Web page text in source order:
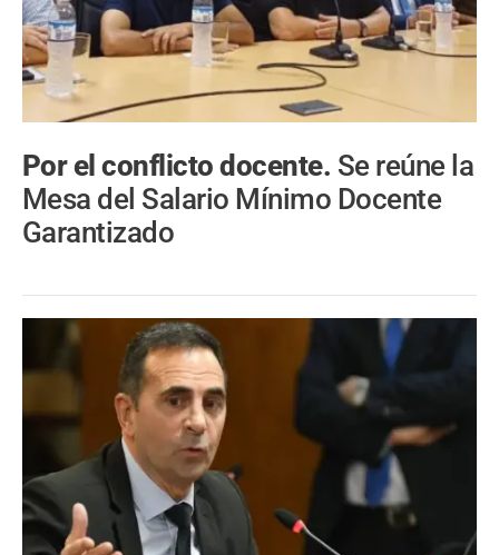
Por el conflicto docente. Se reúne la
Mesa del Salario Mínimo Docente
Garantizado